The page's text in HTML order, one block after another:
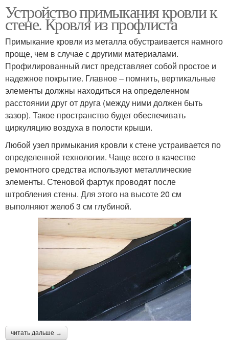
Устройство примыкания кровли к
стене. Кровля из профлиста
Примыкание кровли из металла обустраивается намного
проще, чем в случае с другими материалами.
Профилированный лист представляет собой простое и
надежное покрытие. Главное – помнить, вертикальные
элементы должны находиться на определенном
расстоянии друг от друга (между ними должен быть
зазор). Такое пространство будет обеспечивать
циркуляцию воздуха в полости крыши.
Любой узел примыкания кровли к стене устраивается по
определенной технологии. Чаще всего в качестве
ремонтного средства используют металлические
элементы. Стеновой фартук проводят после
штробления стены. Для этого на высоте 20 см
выполняют желоб 3 см глубиной.
читать дальше →